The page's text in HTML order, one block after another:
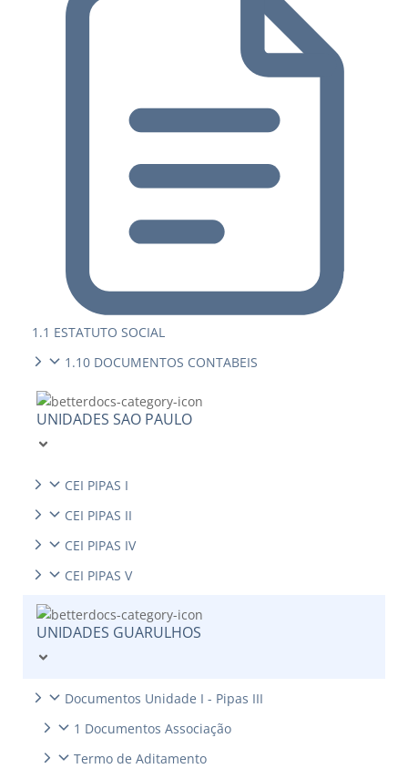
1.1 ESTATUTO SOCIAL
1.10 DOCUMENTOS CONTABEIS
UNIDADES SAO PAULO
CEI PIPAS I
CEI PIPAS II
CEI PIPAS IV
CEI PIPAS V
UNIDADES GUARULHOS
Documentos Unidade I - Pipas III
1 Documentos Associação
Termo de Aditamento